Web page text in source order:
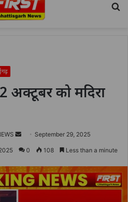
अक्टूबर को मदिरा
Send
an
September 29, 2025
0 108 Less than a minute